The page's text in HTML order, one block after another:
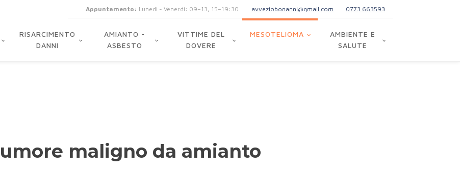
Appuntamento: Lunedi - Venerdi: 09–13, 15–19:30 avveziobonanni@gmail.com 0773 663593
RISARCIMENTO
DANNI
AMIANTO -
ASBESTO
VITTIME DEL
DOVERE
MESOTELIOMA
AMBIENTE E
SALUTE
maligno da amianto